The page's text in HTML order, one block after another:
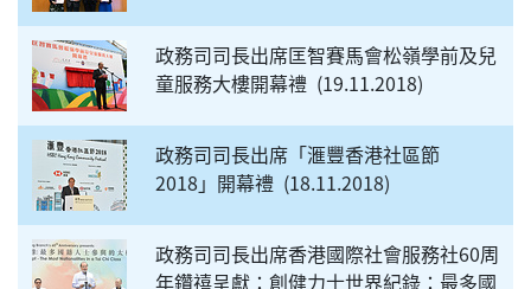
政務司司長出席匡智賽馬會松嶺學前及兒
童服務大樓開幕禮 19.11.2018
政務司司長出席「滙豐香港社區節
2018」開幕禮 18.11.2018
政務司司長出席香港國際社會服務社60周
年鑽禧呈獻：創健力士世界紀錄：最多國